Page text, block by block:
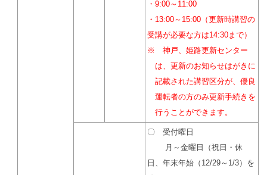
・9:00～11:00
・13:00～15:00（更新時講習の
受講が必要な方は14:30まで）
※ 神戸、姫路更新センター
は、更新のお知らせはがきに
記載された講習区分が、優良
運転者の方のみ更新手続きを
行うことができます。
〇 受付曜日
月～金曜日（祝日・休
日、年末年始（12/29～1/3）を